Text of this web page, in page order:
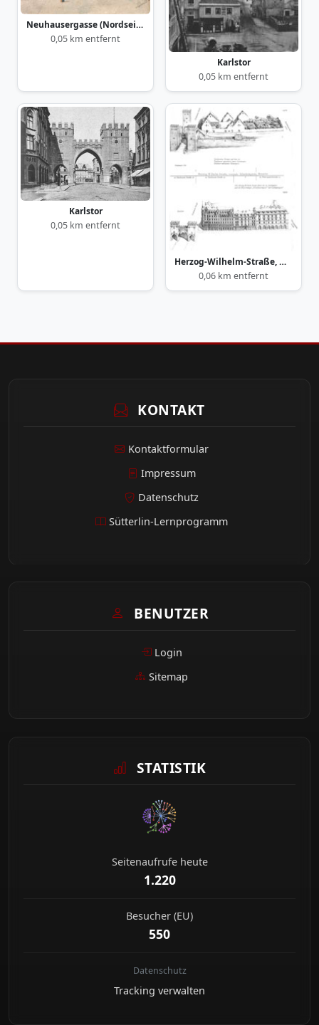
Neuhausergasse (Nordseite zunächst dem Karlstor)
0,05 km entfernt
Karlstor
0,05 km entfernt
Karlstor
0,05 km entfernt
Herzog-Wilhelm-Straße, Ostseite
0,06 km entfernt
KONTAKT
Kontaktformular
Impressum
Datenschutz
Sütterlin-Lernprogramm
BENUTZER
Login
Sitemap
STATISTIK
Seitenaufrufe heute
1.220
Besucher (EU)
550
Datenschutz
Tracking verwalten